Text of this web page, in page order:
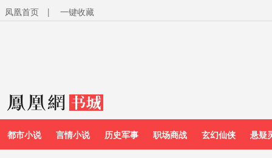
凤凰首页 | 一键收藏
都市小说 言情小说 历史军事 职场商战 玄幻仙侠 悬疑